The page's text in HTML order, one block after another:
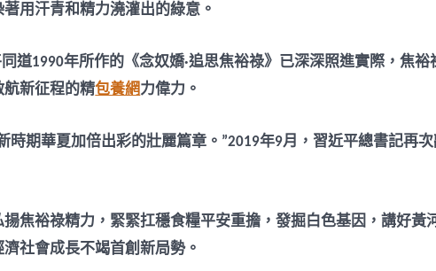
中
用汗青和精力澆灌出的綠意。
道1990年所作的《念奴嬌·追思焦裕祿》已深深照進實際，焦
航新征程的精包養網力偉力。
時期華夏加倍出彩的壯麗篇章。”2019年9月，習近平總書記再
焦裕祿精力，緊緊扛穩食糧平安重擔，發掘白色基因，講好
社會成長不竭首創新局勢。